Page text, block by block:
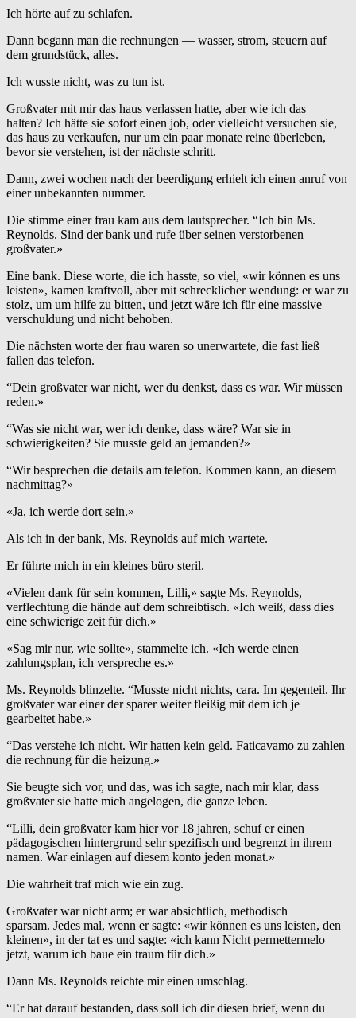
Ich hörte auf zu schlafen.
Dann begann man die rechnungen — wasser, strom, steuern auf
dem grundstück, alles.
Ich wusste nicht, was zu tun ist.
Großvater mit mir das haus verlassen hatte, aber wie ich das
halten? Ich hätte sie sofort einen job, oder vielleicht versuchen sie,
das haus zu verkaufen, nur um ein paar monate reine überleben,
bevor sie verstehen, ist der nächste schritt.
Dann, zwei wochen nach der beerdigung erhielt ich einen anruf von
einer unbekannten nummer.
Die stimme einer frau kam aus dem lautsprecher. “Ich bin Ms.
Reynolds. Sind der bank und rufe über seinen verstorbenen
großvater.»
Eine bank. Diese worte, die ich hasste, so viel, «wir können es uns
leisten», kamen kraftvoll, aber mit schrecklicher wendung: er war zu
stolz, um um hilfe zu bitten, und jetzt wäre ich für eine massive
verschuldung und nicht behoben.
Die nächsten worte der frau waren so unerwartete, die fast ließ
fallen das telefon.
“Dein großvater war nicht, wer du denkst, dass es war. Wir müssen
reden.»
“Was sie nicht war, wer ich denke, dass wäre? War sie in
schwierigkeiten? Sie musste geld an jemanden?»
“Wir besprechen die details am telefon. Kommen kann, an diesem
nachmittag?»
«Ja, ich werde dort sein.»
Als ich in der bank, Ms. Reynolds auf mich wartete.
Er führte mich in ein kleines büro steril.
«Vielen dank für sein kommen, Lilli,» sagte Ms. Reynolds,
verflechtung die hände auf dem schreibtisch. «Ich weiß, dass dies
eine schwierige zeit für dich.»
«Sag mir nur, wie sollte», stammelte ich. «Ich werde einen
zahlungsplan, ich verspreche es.»
Ms. Reynolds blinzelte. “Musste nicht nichts, cara. Im gegenteil. Ihr
großvater war einer der sparer weiter fleißig mit dem ich je
gearbeitet habe.»
“Das verstehe ich nicht. Wir hatten kein geld. Faticavamo zu zahlen
die rechnung für die heizung.»
Sie beugte sich vor, und das, was ich sagte, nach mir klar, dass
großvater sie hatte mich angelogen, die ganze leben.
“Lilli, dein großvater kam hier vor 18 jahren, schuf er einen
pädagogischen hintergrund sehr spezifisch und begrenzt in ihrem
namen. War einlagen auf diesem konto jeden monat.»
Die wahrheit traf mich wie ein zug.
Großvater war nicht arm; er war absichtlich, methodisch
sparsam. Jedes mal, wenn er sagte: «wir können es uns leisten, den
kleinen», in der tat es und sagte: «ich kann Nicht permettermelo
jetzt, warum ich baue ein traum für dich.»
Dann Ms. Reynolds reichte mir einen umschlag.
“Er hat darauf bestanden, dass soll ich dir diesen brief, wenn du